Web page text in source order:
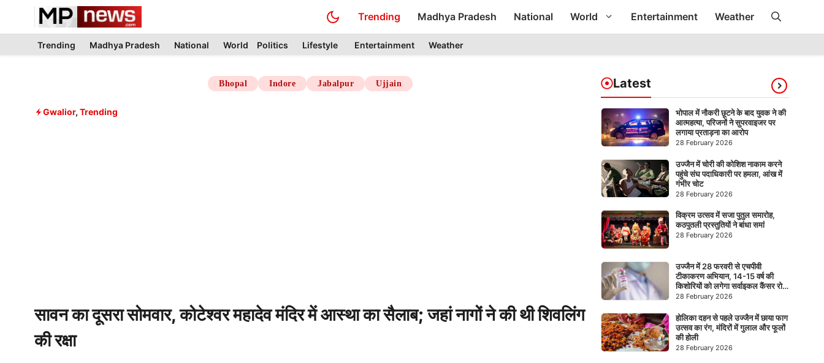
content
Trending Madhya Pradesh National World Entertainment Weather
Trending Madhya Pradesh National World Politics Lifestyle Entertainment Weather
Bhopal Indore Jabalpur Ujjain
Gwalior, Trending
सावन का दूसरा सोमवार, कोटेश्वर महादेव मंदिर में आस्था का सैलाब; जहां नागों ने की थी शिवलिंग
की रक्षा
Latest
भोपाल में नौकरी छूटने के बाद युवक ने की
आत्महत्या, परिजनों ने सुपरवाइजर पर
लगाया प्रताड़ना का आरोप
28 February 2026
उज्जैन में चोरी की कोशिश नाकाम करने
पहुंचे संघ पदाधिकारी पर हमला, आंख में
गंभीर चोट
28 February 2026
विक्रम उत्सव में सजा पुतुल समारोह,
कठपुतली प्रस्तुतियों ने बांधा समां
28 February 2026
उज्जैन में 28 फरवरी से एचपीवी
टीकाकरण अभियान, 14-15 वर्ष की
किशोरियों को लगेगा सर्वाइकल कैंसर रोधी
टीका
28 February 2026
होलिका दहन से पहले उज्जैन में छाया फाग
उत्सव का रंग, मंदिरों में गुलाल और फूलों
की होली
28 February 2026